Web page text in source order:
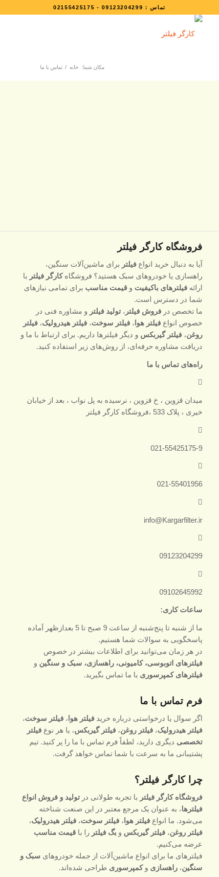
تماس : 09123204299
-
02155425175
مکان شما: خانه / تماس با ما
فروشگاه کارگر فیلتر
آیا به دنبال خرید انواع فیلتر برای ماشین‌آلات سنگین،
راهسازی یا خودروهای سبک هستید؟ فروشگاهکارگر فیلتر با
ارائه فیلترهای باکیفیت و قیمت مناسب برای تمامی نیازهای
شما در دسترس است.
ما تخصص در فروش فیلتر ،تولید فیلتر و مشاوره فنی در
خصوص انواع فیلتر هوا ، فیلتر سوخت، فیلتر هیدرولیک، فیلتر
روغن، فیلتر گیربکس و دیگر فیلترها داریم. برای ارتباط با ما و
دریافت مشاوره حرفه‌ای، از روش‌های زیر استفاده کنید.
راه‌های تماس با ما
میدان قزوین ، خ قزوین ، نرسیده به پل نواب ، بعد از خیابان
خیری ، پلاک 533 ،فروشگاه کارگر فیلتر
021-55425175-9
021-55401956
info@Kargarfilter.ir
09123204299
09102645992
ساعات کاری:
ما از شنبه تا پنج‌شنبه از ساعت 9 صبح تا 5 بعدازظهر آماده
پاسخگویی به سوالات شما هستیم.
در هر زمان می‌توانید برای اطلاعات بیشتر در خصوص
فیلترهای اتوبوسی، کامیونی، راهسازی، سبک و سنگین و
فیلترهای کمپرسوری با ما تماس بگیرید.
فرم تماس با ما
اگر سوال یا درخواستی درباره خرید فیلتر هوا ، فیلتر سوخت،
فیلتر هیدرولیک، فیلتر روغن، فیلتر گیربکس، یا هر نوع فیلتر
تخصصی دیگری دارید، لطفاً فرم تماس با ما را پر کنید. تیم
پشتیبانی ما به سرعت با شما تماس خواهد گرفت.
چرا کارگر فیلتر؟
فروشگاه کارگر فیلتر با تجربه طولانی درتولید و فروش انواع
فیلترها، به عنوان یک مرجع معتبر در این صنعت شناخته
می‌شود. ما انواع فیلتر هوا ، فیلتر سوخت، فیلتر هیدرولیک،
فیلتر روغن، فیلتر گیربکس و بگ فیلتر را با قیمت مناسب
عرضه می‌کنیم.
فیلترهای ما برای انواع ماشین‌آلات از جمله خودروهای سبک و
سنگین، راهسازی وکمپرسوری طراحی شده‌اند.